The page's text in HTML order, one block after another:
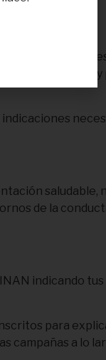
e
a la ciudadanía
de la
indicando
para
campañas a lo